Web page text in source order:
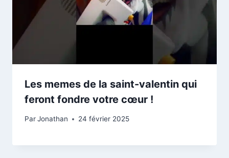
Les memes de la saint-valentin qui
feront fondre votre cœur !
ParJonathan 24 février 2025